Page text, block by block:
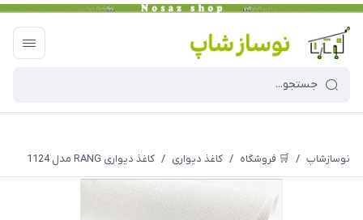
نوسازشاپ / 🛒 فروشگاه / کاغذ دیواری / کاغذ دیواری RANG مدل 1124